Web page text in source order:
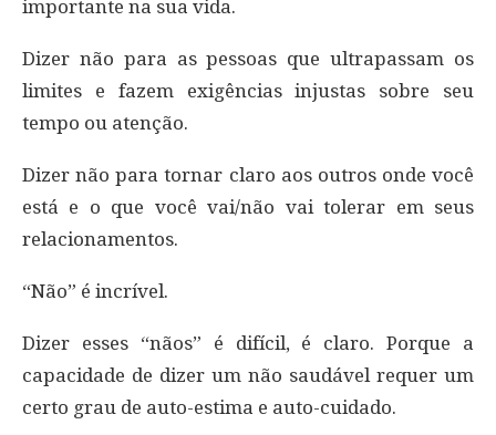
importante na sua vida.
Dizer não para as pessoas que ultrapassam os
limites e fazem exigências injustas sobre seu
tempo ou atenção.
Dizer não para tornar claro aos outros onde você
está e o que você vai/não vai tolerar em seus
relacionamentos.
“Não” é incrível.
Dizer esses “nãos” é difícil, é claro. Porque a
capacidade de dizer um não saudável requer um
certo grau de auto-estima e auto-cuidado.